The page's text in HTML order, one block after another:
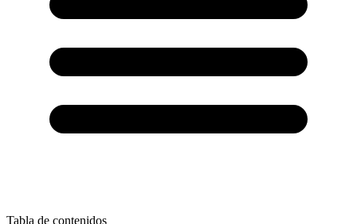
Tabla de contenidos